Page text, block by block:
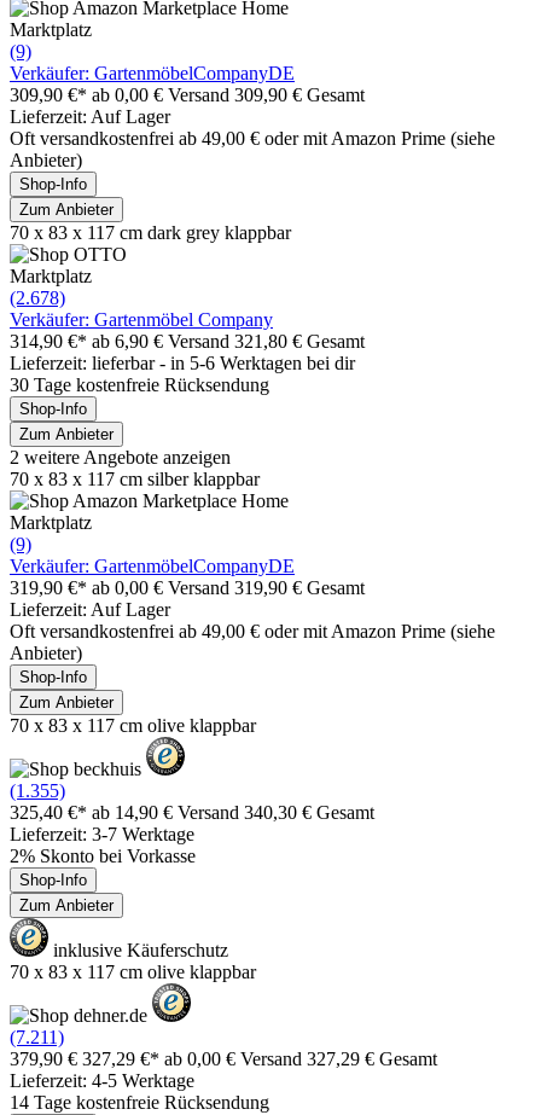
Marktplatz
(9)
Verkäufer: GartenmöbelCompanyDE
309,90 €* ab 0,00 € Versand 309,90 € Gesamt
Lieferzeit: Auf Lager
Oft versandkostenfrei ab 49,00 € oder mit Amazon Prime (siehe
Anbieter)
Shop-Info
Zum Anbieter
70 x 83 x 117 cm dark grey klappbar
Marktplatz
(2.678)
Verkäufer: Gartenmöbel Company
314,90 €* ab 6,90 € Versand 321,80 € Gesamt
Lieferzeit: lieferbar - in 5-6 Werktagen bei dir
30 Tage kostenfreie Rücksendung
Shop-Info
Zum Anbieter
2 weitere Angebote anzeigen
70 x 83 x 117 cm silber klappbar
Marktplatz
(9)
Verkäufer: GartenmöbelCompanyDE
319,90 €* ab 0,00 € Versand 319,90 € Gesamt
Lieferzeit: Auf Lager
Oft versandkostenfrei ab 49,00 € oder mit Amazon Prime (siehe
Anbieter)
Shop-Info
Zum Anbieter
70 x 83 x 117 cm olive klappbar
(1.355)
325,40 €* ab 14,90 € Versand 340,30 € Gesamt
Lieferzeit: 3-7 Werktage
2% Skonto bei Vorkasse
Shop-Info
Zum Anbieter
inklusive Käuferschutz
70 x 83 x 117 cm olive klappbar
(7.211)
379,90 € 327,29 €* ab 0,00 € Versand 327,29 € Gesamt
Lieferzeit: 4-5 Werktage
14 Tage kostenfreie Rücksendung